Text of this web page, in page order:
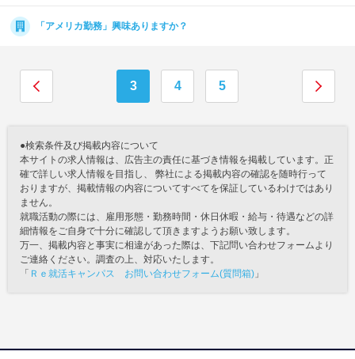
「アメリカ勤務」興味ありますか？
3 4 5
●検索条件及び掲載内容について
本サイトの求人情報は、広告主の責任に基づき情報を掲載しています。正
確で詳しい求人情報を目指し、 弊社による掲載内容の確認を随時行って
おりますが、掲載情報の内容についてすべてを保証しているわけではあり
ません。
就職活動の際には、雇用形態・勤務時間・休日休暇・給与・待遇などの詳
細情報をご自身で十分に確認して頂きますようお願い致します。
万一、掲載内容と事実に相違があった際は、下記問い合わせフォームより
ご連絡ください。調査の上、対応いたします。
「 Ｒｅ就活キャンパス お問い合わせフォーム(質問箱) 」